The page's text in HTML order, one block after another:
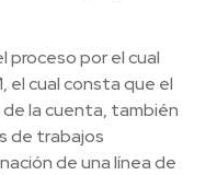
proceso por el cual
el cual consta que el
la cuenta, también
de trabajos
de una línea de